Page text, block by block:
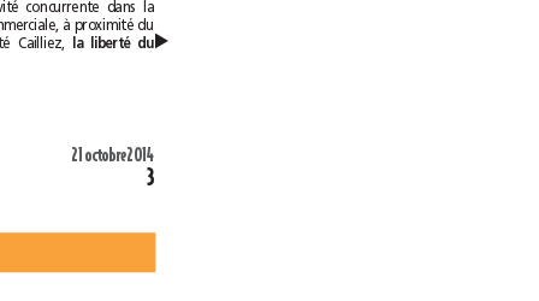
▲
exerçait une activité concurrente dans la
même galerie commerciale, à proximité du
siège de la société Cailliez, la liberté du
21octobre2014
3